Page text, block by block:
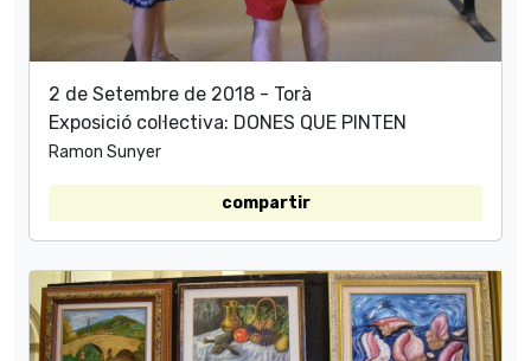
2 de Setembre de 2018 - Torà
Exposició col·lectiva: DONES QUE PINTEN
Ramon Sunyer
compartir